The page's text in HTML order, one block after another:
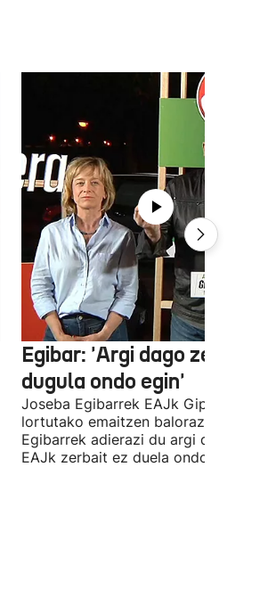
Egibar: 'Argi dago zerbait
dugula ondo egin'
Joseba Egibarrek EAJk Gipuzkoan
lortutako emaitzen balorazioa egin
Egibarrek adierazi du argi dagoela
EAJk zerbait ez duela ondo egin.